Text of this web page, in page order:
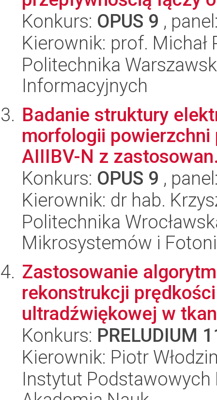
Konkurs: OPUS 9 ,
Kierownik: prof. Michał
Politechnika
Informacyjnych
Badanie struktury
morfologii powierzchni
AIIIBV-N z
Konkurs: OPUS 9 ,
Kierownik: dr hab.
Politechnika
Mikrosystemów i
Zastosowanie
rekonstrukcji
ultradźwiękowej w
Konkurs: PRELUDIUM
Kierownik: Piotr
Instytut